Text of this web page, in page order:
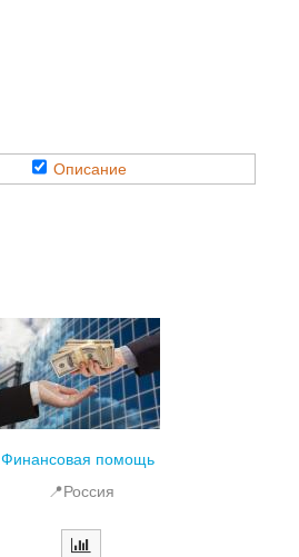
Описание
Финансовая помощь
📍Россия